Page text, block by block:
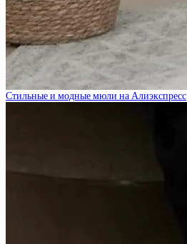
Стильные и модные мюли на Алиэкспресс